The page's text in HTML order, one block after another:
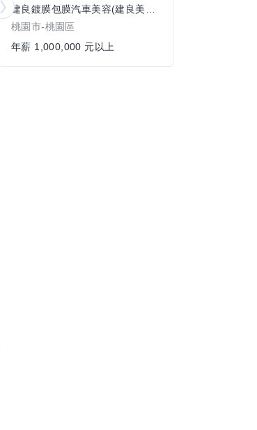
跨部門協作
更多
建良鍍膜包膜汽車美容(建良美車有限公司)
桃園市-桃園區
年薪 1,000,000 元以上